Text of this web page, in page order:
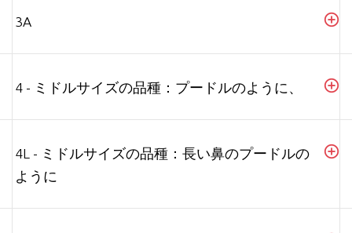
3A
4 - ミドルサイズの品種：プードルのように、
4L - ミドルサイズの品種：長い鼻のプードルの
ように